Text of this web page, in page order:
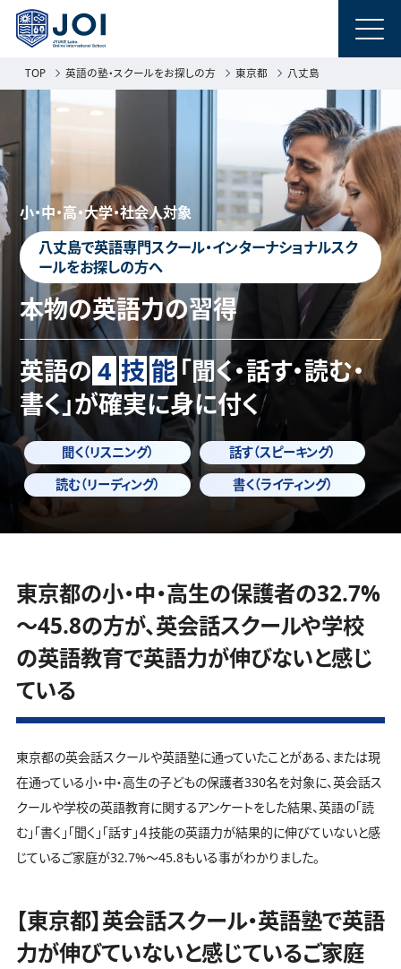
TOP 英語の塾・スクールをお探しの方 東京都 八丈島
小・中・高・大学・社会人対象
八丈島で英語専門スクール・インターナショナルスク
ールをお探しの方へ
本物の英語力の習得
英語の 4 技能 「聞く・話す・読む・
書く」が確実に身に付く
聞く（リスニング）
話す（スピーキング）
読む（リーディング）
書く（ライティング）
東京都の小・中・高生の保護者の32.7%
～45.8の方が、英会話スクールや学校
の英語教育で英語力が伸びないと感じ
ている
東京都の英会話スクールや英語塾に通っていたことがある、または現
在通っている小・中・高生の子どもの保護者330名を対象に、英会話ス
クールや学校の英語教育に関するアンケートをした結果、英語の「読
む」「書く」「聞く」「話す」４技能の英語力が結果的に伸びていないと感
じているご家庭が32.7%～45.8もいる事がわかりました。
【東京都】英会話スクール・英語塾で英語
力が伸びていないと感じているご家庭